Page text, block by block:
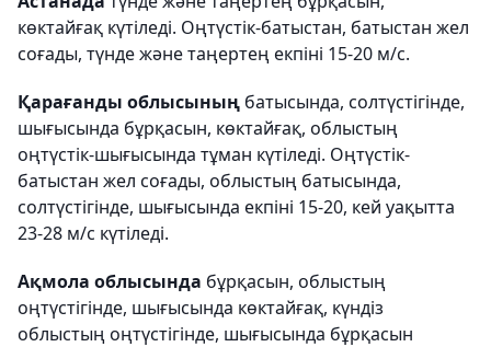
көктайғақ күтіледі. Оңтүстік-батыстан, батыстан жел
соғады, түнде және таңертең екпіні 15-20 м/с.
Қарағанды облысының батысында, солтүстігінде,
шығысында бұрқасын, көктайғақ, облыстың
оңтүстік-шығысында тұман күтіледі. Оңтүстік-
батыстан жел соғады, облыстың батысында,
солтүстігінде, шығысында екпіні 15-20, кей уақытта
23-28 м/с күтіледі.
Ақмола облысында бұрқасын, облыстың
оңтүстігінде, шығысында көктайғақ, күндіз
облыстың оңтүстігінде, шығысында бұрқасын